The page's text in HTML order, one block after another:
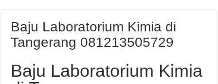
Baju Laboratorium Kimia di
Tangerang 081213505729
Baju Laboratorium Kimia